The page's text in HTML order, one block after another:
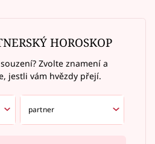
HOROSKOP
souzení? Zvolte znamení a
jestli vám hvězdy přejí.